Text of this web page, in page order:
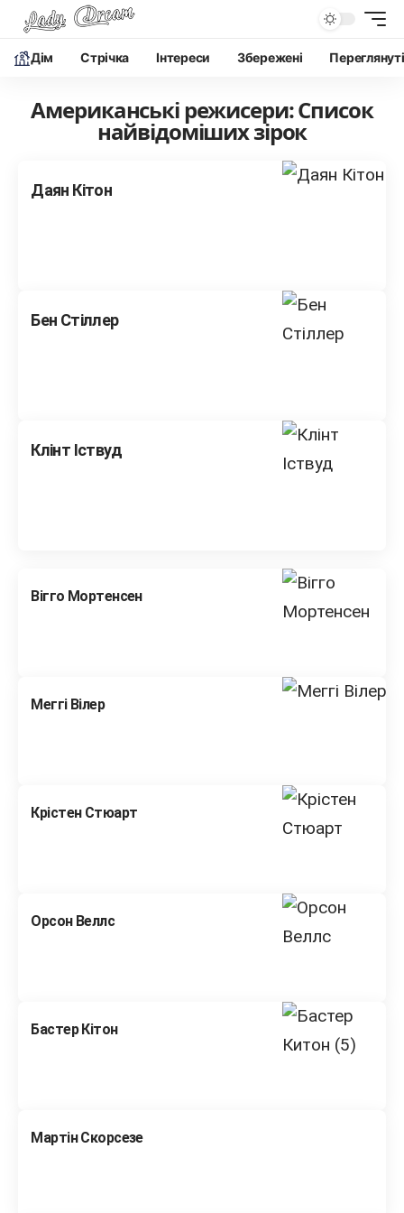
Дім Cтрічка Інтереси Збережені Переглянуті
Американські режисери: Список
найвідоміших зірок
Даян Кітон
Бен Стіллер
Клінт Іствуд
Вігго Мортенсен
Меггі Вілер
Крістен Стюарт
Орсон Веллс
Бастер Кітон
Мартін Скорсезе